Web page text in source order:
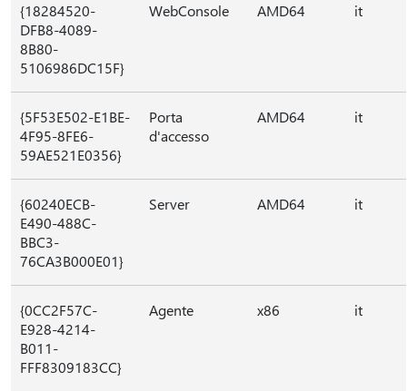
{18284520-
DFB8-4089-
8B80-
5106986DC15F}
WebConsole AMD64 it
{5F53E502-E1BE-
4F95-8FE6-
59AE521E0356}
Porta
d'accesso
AMD64 it
{60240ECB-
E490-488C-
BBC3-
76CA3B000E01}
Server AMD64 it
{0CC2F57C-
E928-4214-
B011-
FFF8309183CC}
Agente x86 it